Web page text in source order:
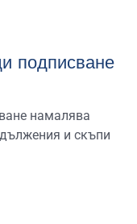
подписване
намалява
и скъпи